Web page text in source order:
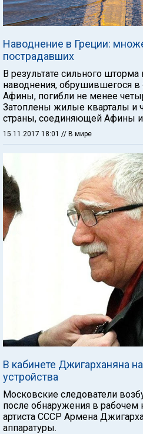
Наводнение в Греции:
пострадавших
В результате сильного
наводнения, обрушившегося в
Афины, погибли не менее
Затоплены жилые кварталы и
страны, соединяющей Афины
15.11.2017 18:01 // В мире
В кабинете Джигарханяна
устройства
Московские следователи
после обнаружения в рабочем
артиста СССР Армена
аппаратуры.